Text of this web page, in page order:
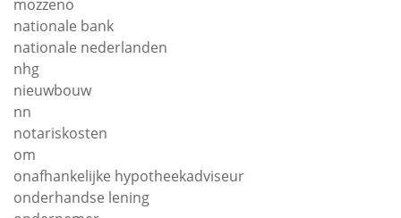
mozzeno
nationale bank
nationale nederlanden
nhg
nieuwbouw
nn
notariskosten
om
onafhankelijke hypotheekadviseur
onderhandse lening